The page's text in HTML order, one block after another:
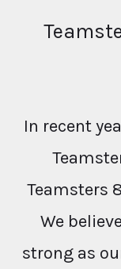
In recent
Teamsters
We
strong as